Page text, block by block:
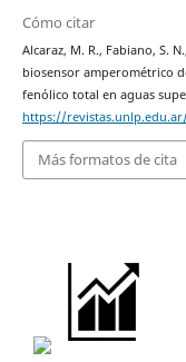
Cómo citar
Alcaraz, M. R., Fabiano, S.
biosensor amperométrico
fenólico total en aguas
https://
Más formatos de cita